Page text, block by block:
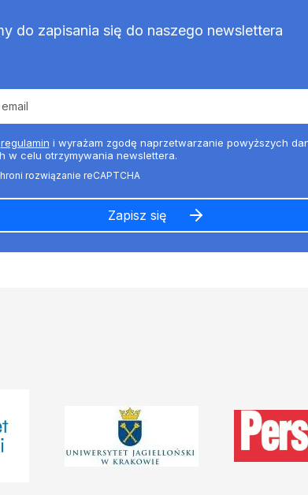
do zapisania się do naszego newslettera
regulamin i wyrażam zgodę naprzetwarzanie powyższych
w celu otrzymywania newslettera.